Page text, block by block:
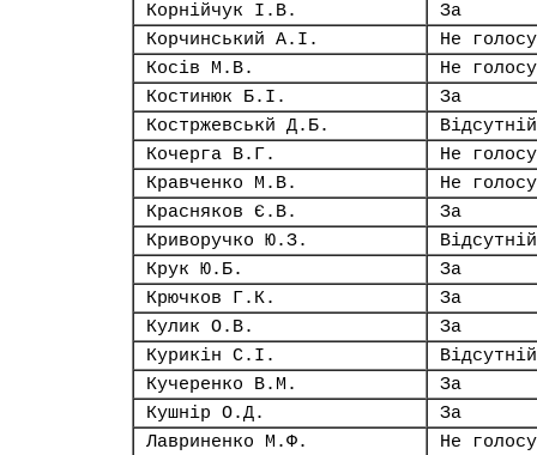
Корнійчук І.В.
За
Корчинський А.І.
Не
Косів М.В.
Не
Костинюк Б.І.
За
Костржевськй Д.Б.
Відсутній
Кочерга В.Г.
Не
Кравченко М.В.
Не
Красняков Є.В.
За
Криворучко Ю.З.
Відсутній
Крук Ю.Б.
За
Крючков Г.К.
За
Кулик О.В.
За
Курикін С.І.
Відсутній
Кучеренко В.М.
За
Кушнір О.Д.
За
Лавриненко М.Ф.
Не